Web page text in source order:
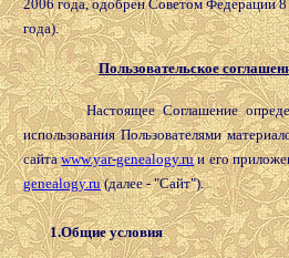
2006 года, одобрен Советом Федерации
года).
Пользовательское
Настоящее Соглашение
использования Пользователями
сайтаwww.yar-genealogy.ruи его
genealogy.ru(далее - "Сайт").
1.Общие условия